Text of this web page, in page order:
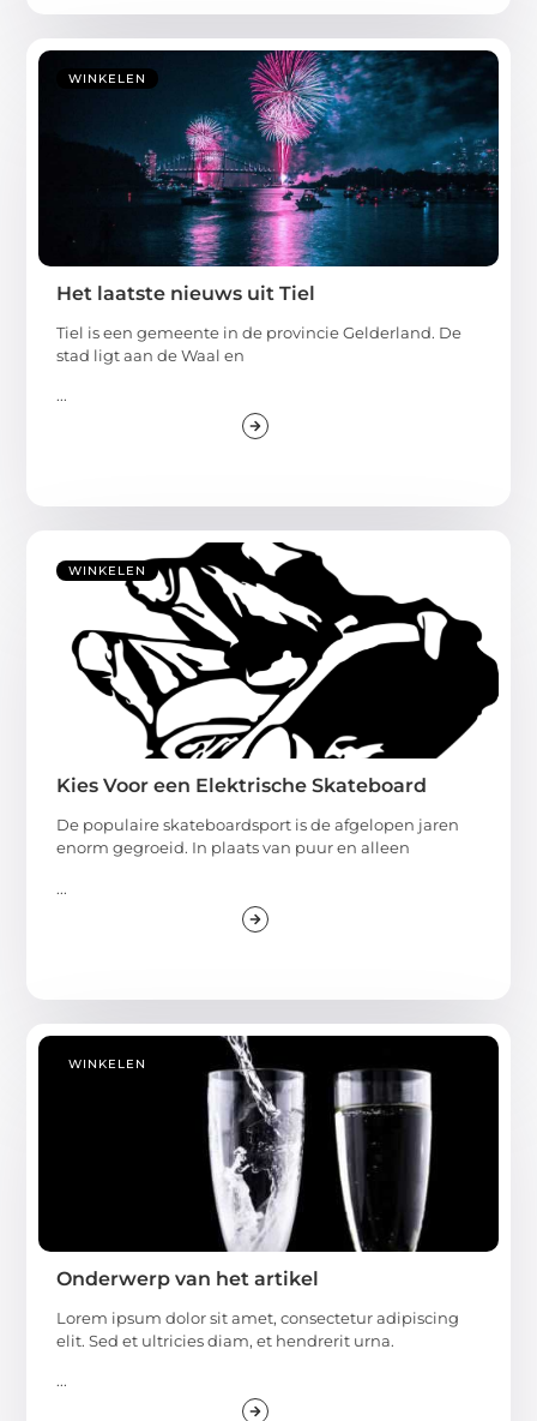
WINKELEN
Het laatste nieuws uit Tiel
Tiel is een gemeente in de provincie Gelderland. De
stad ligt aan de Waal en
...
WINKELEN
Kies Voor een Elektrische Skateboard
De populaire skateboardsport is de afgelopen jaren
enorm gegroeid. In plaats van puur en alleen
...
WINKELEN
Onderwerp van het artikel
Lorem ipsum dolor sit amet, consectetur adipiscing
elit. Sed et ultricies diam, et hendrerit urna.
...